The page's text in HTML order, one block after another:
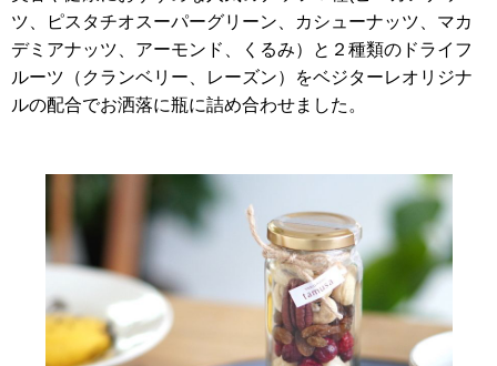
ツ、ピスタチオスーパーグリーン、カシューナッツ、マカ
デミアナッツ、アーモンド、くるみ）と２種類のドライフ
ルーツ（クランベリー、レーズン）をベジターレオリジナ
ルの配合でお洒落に瓶に詰め合わせました。